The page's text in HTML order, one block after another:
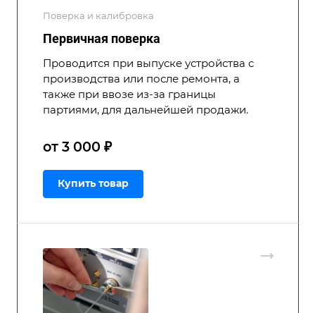
Поверка и калибровка
Первичная поверка
Проводится при выпуске устройства с
производства или после ремонта, а
также при ввозе из-за границы
партиями, для дальнейшей продажи.
от 3 000 ₽
Купить товар